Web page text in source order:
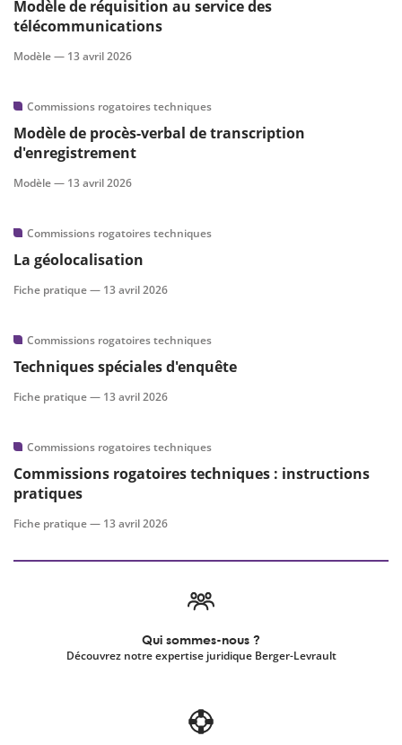
Modèle de réquisition au service des
télécommunications
Modèle — 13 avril 2026
Commissions rogatoires techniques
Modèle de procès-verbal de transcription
d'enregistrement
Modèle — 13 avril 2026
Commissions rogatoires techniques
La géolocalisation
Fiche pratique — 13 avril 2026
Commissions rogatoires techniques
Techniques spéciales d'enquête
Fiche pratique — 13 avril 2026
Commissions rogatoires techniques
Commissions rogatoires techniques : instructions
pratiques
Fiche pratique — 13 avril 2026
Qui sommes-nous ?
Découvrez notre expertise juridique Berger-Levrault